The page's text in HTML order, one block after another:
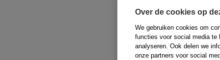
Over de cookies op
We gebruiken cookies om
functies voor social media te
analyseren. Ook delen we
onze partners voor social